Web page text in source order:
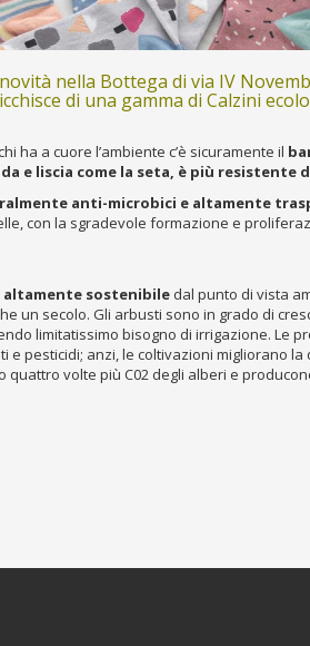
nella Bottega di via IV
di una gamma di Calzini
ha a cuore l’ambiente c’è sicuramente il
e liscia come la seta, è più resistente
anti-microbici e altamente
con la sgradevole formazione e
altamente sostenibile dal punto di vista
un secolo. Gli arbusti sono in grado di
limitatissimo bisogno di irrigazione. Le
e pesticidi; anzi, le coltivazioni migliorano
volte più C02 degli alberi e